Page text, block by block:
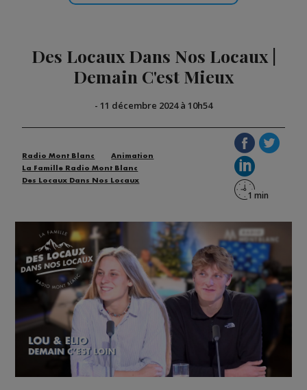
Des Locaux Dans Nos Locaux |
Demain C'est Mieux
- 11 décembre 2024 à 10h54
Radio Mont Blanc
Animation
La Famille Radio Mont Blanc
Des Locaux Dans Nos Locaux